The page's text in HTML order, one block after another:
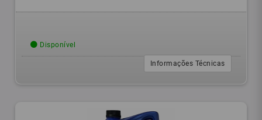
Disponível
Informações Técnicas